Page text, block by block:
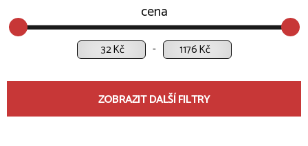
cena
Kč Kč
ZOBRAZIT DALŠÍ FILTRY